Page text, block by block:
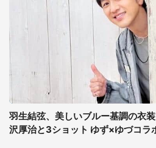
羽生結弦、美しいブルー基調の衣
沢厚治と3ショット ゆず×ゆづコラ